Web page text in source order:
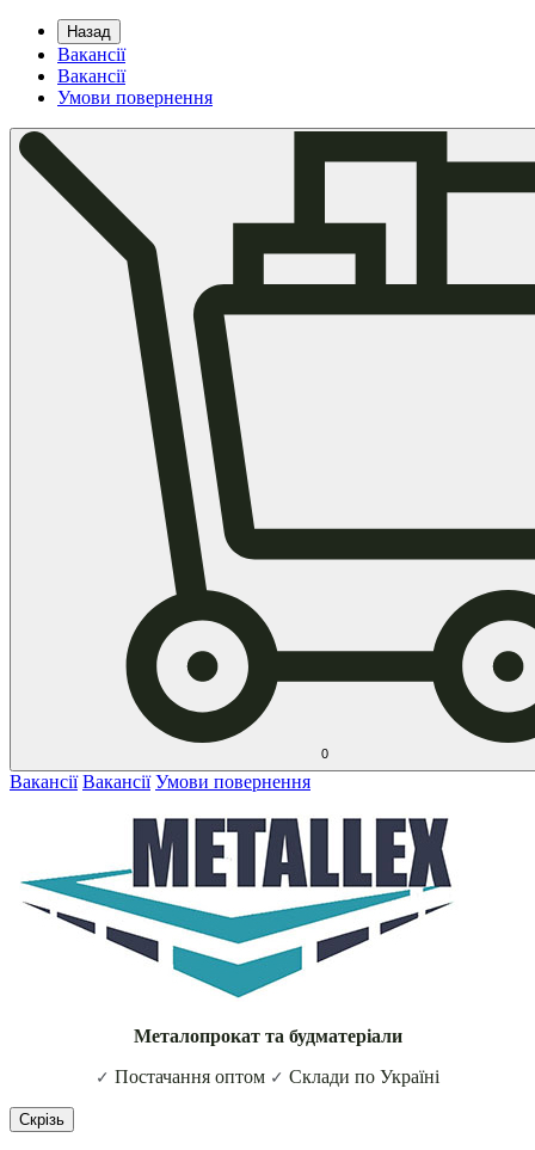
Назад
Вакансії
Вакансії
Умови повернення
0
Вакансії Вакансії Умови повернення
Металопрокат та будматеріали
✓ Постачання оптом ✓ Склади по Україні
Скрізь